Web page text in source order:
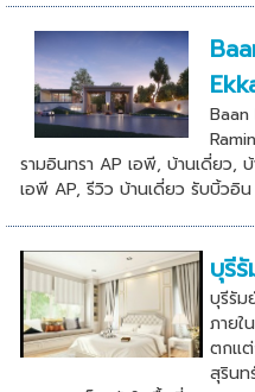
รามอินทรา AP เอพี, บ้านเดี่ยว,
เอพี AP, รีวิว บ้านเดี่ยว รับบิ้วอิ
บุรี
บุรีรัม
ภายใ
ตกแต่
สุรินท